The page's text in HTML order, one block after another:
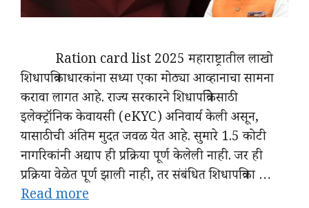
Ration card list 2025 महाराष्ट्रातील लाखो
शिधापत्रिकाधारकांना सध्या एका मोठ्या आव्हानाचा सामना
करावा लागत आहे. राज्य सरकारने शिधापत्रिकेसाठी
इलेक्ट्रॉनिक केवायसी (eKYC) अनिवार्य केली असून,
यासाठीची अंतिम मुदत जवळ येत आहे. सुमारे 1.5 कोटी
नागरिकांनी अद्याप ही प्रक्रिया पूर्ण केलेली नाही. जर ही
प्रक्रिया वेळेत पूर्ण झाली नाही, तर संबंधित शिधापत्रिका …
Read more